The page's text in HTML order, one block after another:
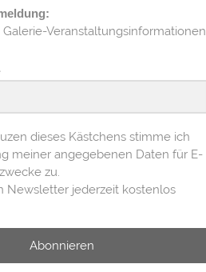
Veranstaltungsinformationen
dieses Kästchens stimme ich
meiner angegebenen Daten für E-
zu.
Newsletter jederzeit kostenlos
Abonnieren